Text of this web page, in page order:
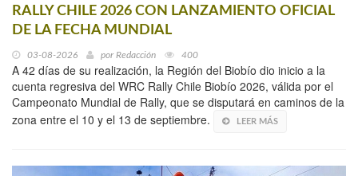
RALLY CHILE 2026 CON LANZAMIENTO OFICIAL
DE LA FECHA MUNDIAL
03-08-2026 por Redacción 400
A 42 días de su realización, la Región del Biobío dio inicio a la
cuenta regresiva del WRC Rally Chile Biobío 2026, válida por el
Campeonato Mundial de Rally, que se disputará en caminos de la
zona entre el 10 y el 13 de septiembre.
LEER MÁS